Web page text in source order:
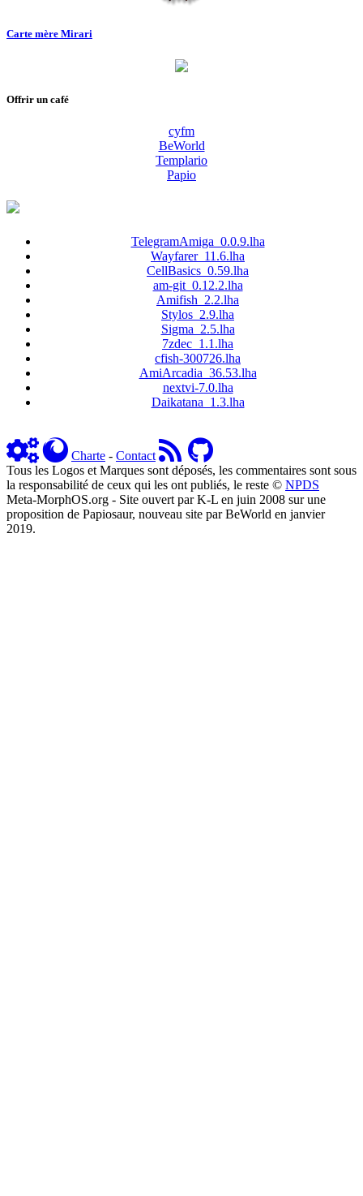
Carte mère Mirari
Offrir un café
cyfm
BeWorld
Templario
Papio
TelegramAmiga_0.0.9.lha
Wayfarer_11.6.lha
CellBasics_0.59.lha
am-git_0.12.2.lha
Amifish_2.2.lha
Stylos_2.9.lha
Sigma_2.5.lha
7zdec_1.1.lha
cfish-300726.lha
AmiArcadia_36.53.lha
nextvi-7.0.lha
Daikatana_1.3.lha
Charte - Contact
Tous les Logos et Marques sont déposés, les commentaires sont sous
la responsabilité de ceux qui les ont publiés, le reste © NPDS
Meta-MorphOS.org - Site ouvert par K-L en juin 2008 sur une
proposition de Papiosaur, nouveau site par BeWorld en janvier
2019.